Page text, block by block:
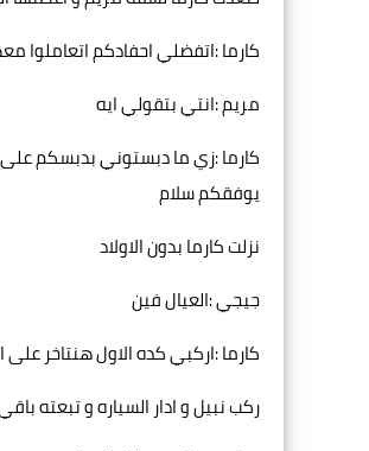
كارما :اتفضلي احفادكم اتعاملوا
مريم :انتي بتقولي ايه
كارما :زي ما دبستوني بدبسكم
يوفقكم سلام
نزلت كارما بدون الاولاد
جيجي :العيال فين
كارما :اركبي كده الاول هنتاخر على
ركب نبيل و ادار السياره و تبعته